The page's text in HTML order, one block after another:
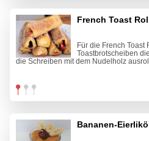
French Toast
Für die French Toast
Toastbrotscheiben
die Schreiben mit dem Nudelholz
Bananen-